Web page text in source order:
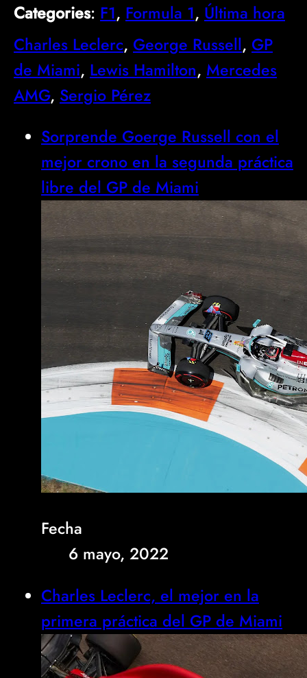
Categories: F1, Formula 1, Última hora
Charles Leclerc, George Russell, GP
de Miami, Lewis Hamilton, Mercedes
AMG, Sergio Pérez
Sorprende Goerge Russell con el
mejor crono en la segunda práctica
libre del GP de Miami
Fecha
6 mayo, 2022
Charles Leclerc, el mejor en la
primera práctica del GP de Miami